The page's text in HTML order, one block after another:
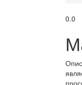
0.0